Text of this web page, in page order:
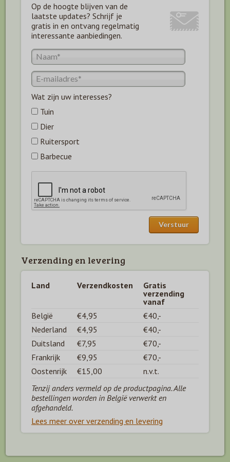
Op de hoogte blijven van de
laatste updates? Schrijf je
gratis in en ontvang regelmatig
interessante aanbiedingen.
Wat zijn uw interesses?
Tuin
Dier
Ruitersport
Barbecue
Verzending en levering
Land Verzendkosten
Gratis
verzending
vanaf
België
€4,95
€40,-
Nederland
€4,95
€40,-
Duitsland
€7,95
€70,-
Frankrijk
€9,95
€70,-
Oostenrijk
€15,00
n.v.t.
Tenzij anders vermeld op de productpagina. Alle
bestellingen worden in België verwerkt en
afgehandeld.
Lees meer over verzending en levering